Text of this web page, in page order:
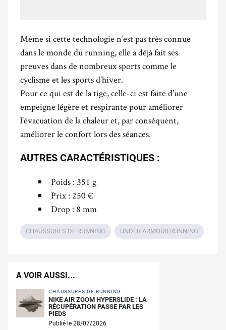
Même si cette technologie n’est pas très connue
dans le monde du running, elle a déjà fait ses
preuves dans de nombreux sports comme le
cyclisme et les sports d’hiver.
Pour ce qui est de la tige, celle-ci est faite d’une
empeigne légère et respirante pour améliorer
l’évacuation de la chaleur et, par conséquent,
améliorer le confort lors des séances.
AUTRES CARACTÉRISTIQUES :
Poids : 351 g
Prix : 250 €
Drop : 8 mm
CHAUSSURES DE RUNNING UNDER ARMOUR RUNNING
A VOIR AUSSI...
CHAUSSURES DE RUNNING
NIKE AIR ZOOM HYPERSLIDE : LA
RÉCUPÉRATION PASSE PAR LES
PIEDS
Publié le 28/07/2026